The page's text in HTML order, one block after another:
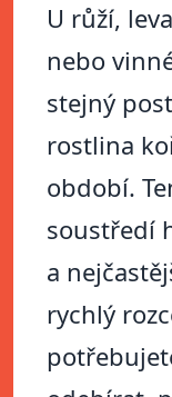
U růží,
nebo
stejný
rostlina
období.
soustředí
a
rychlý